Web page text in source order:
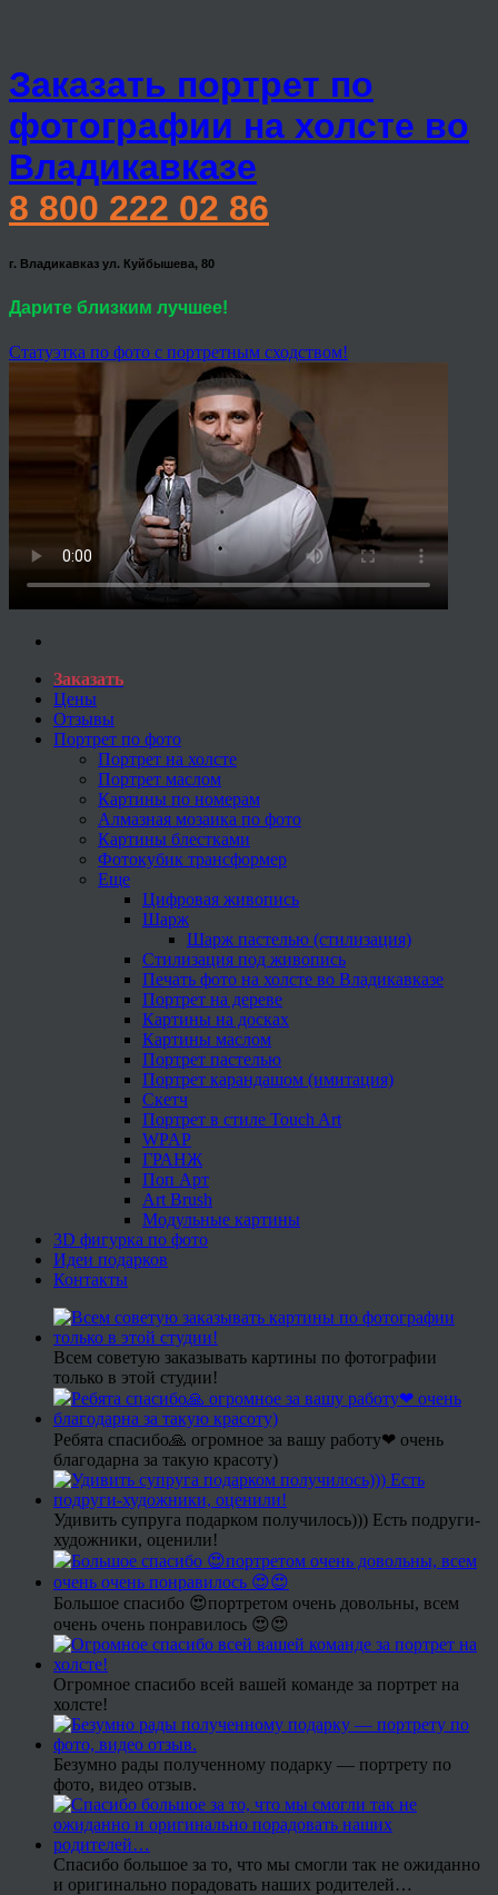
Заказать портрет по
фотографии на холсте во
Владикавказе
8 800 222 02 86
г. Владикавказ ул. Куйбышева, 80
Дарите близким лучшее!
Статуэтка по фото с портретным сходством!
Заказать
Цены
Отзывы
Портрет по фото
Портрет на холсте
Портрет маслом
Картины по номерам
Алмазная мозаика по фото
Картины блестками
Фотокубик трансформер
Еще
Цифровая живопись
Шарж
Шарж пастелью (стилизация)
Стилизация под живопись
Печать фото на холсте во Владикавказе
Портрет на дереве
Картины на досках
Картины маслом
Портрет пастелью
Портрет карандашом (имитация)
Скетч
Портрет в стиле Touch Art
WPAP
ГРАНЖ
Поп Арт
Art Brush
Модульные картины
3D фигурка по фото
Идеи подарков
Контакты
Всем советую заказывать картины по фотографии
только в этой студии!
Ребята спасибо🙏 огромное за вашу работу❤ очень
благодарна за такую красоту)
Удивить супруга подарком получилось))) Есть подруги-
художники, оценили!
Большое спасибо 😍портретом очень довольны, всем
очень очень понравилось 😍😍
Огромное спасибо всей вашей команде за портрет на
холсте!
Безумно рады полученному подарку — портрету по
фото, видео отзыв.
Спасибо большое за то, что мы смогли так не ожиданно
и оригинально порадовать наших родителей…